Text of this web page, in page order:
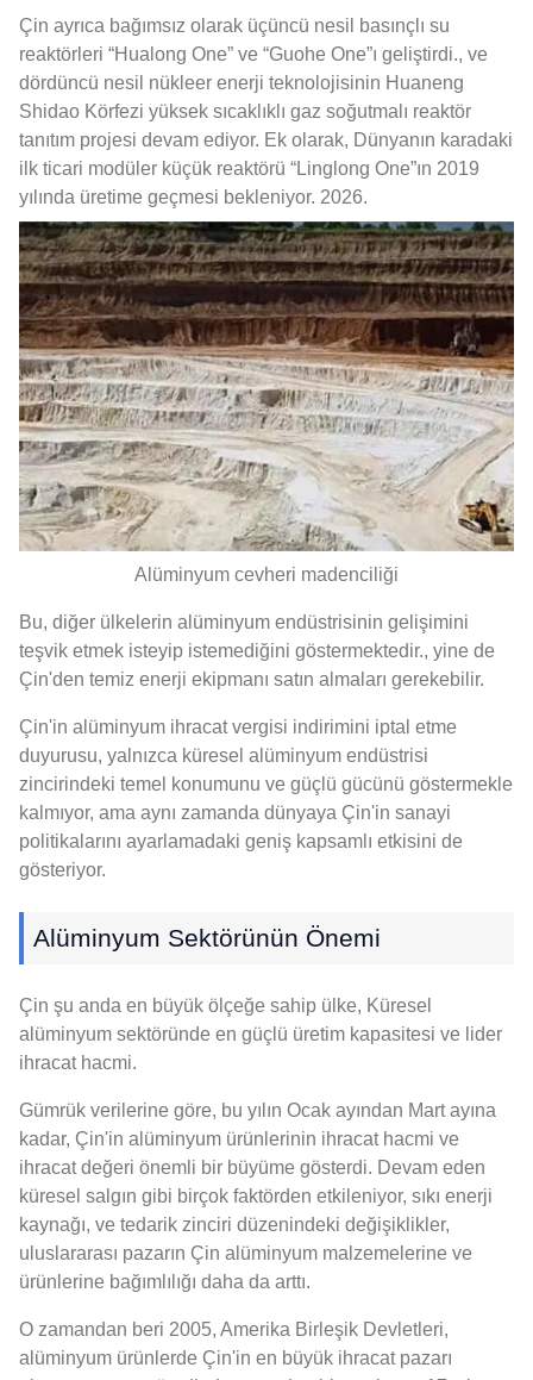
Çin ayrıca bağımsız olarak üçüncü nesil basınçlı su
reaktörleri “Hualong One” ve “Guohe One”ı geliştirdi., ve
dördüncü nesil nükleer enerji teknolojisinin Huaneng
Shidao Körfezi yüksek sıcaklıklı gaz soğutmalı reaktör
tanıtım projesi devam ediyor. Ek olarak, Dünyanın karadaki
ilk ticari modüler küçük reaktörü “Linglong One”ın 2019
yılında üretime geçmesi bekleniyor. 2026.
Alüminyum cevheri madenciliği
Bu, diğer ülkelerin alüminyum endüstrisinin gelişimini
teşvik etmek isteyip istemediğini göstermektedir., yine de
Çin'den temiz enerji ekipmanı satın almaları gerekebilir.
Çin'in alüminyum ihracat vergisi indirimini iptal etme
duyurusu, yalnızca küresel alüminyum endüstrisi
zincirindeki temel konumunu ve güçlü gücünü göstermekle
kalmıyor, ama aynı zamanda dünyaya Çin'in sanayi
politikalarını ayarlamadaki geniş kapsamlı etkisini de
gösteriyor.
Alüminyum Sektörünün Önemi
Çin şu anda en büyük ölçeğe sahip ülke, Küresel
alüminyum sektöründe en güçlü üretim kapasitesi ve lider
ihracat hacmi.
Gümrük verilerine göre, bu yılın Ocak ayından Mart ayına
kadar, Çin'in alüminyum ürünlerinin ihracat hacmi ve
ihracat değeri önemli bir büyüme gösterdi. Devam eden
küresel salgın gibi birçok faktörden etkileniyor, sıkı enerji
kaynağı, ve tedarik zinciri düzenindeki değişiklikler,
uluslararası pazarın Çin alüminyum malzemelerine ve
ürünlerine bağımlılığı daha da arttı.
O zamandan beri 2005, Amerika Birleşik Devletleri,
alüminyum ürünlerde Çin'in en büyük ihracat pazarı